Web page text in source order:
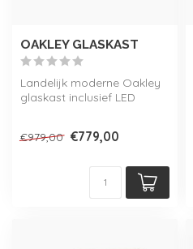
OAKLEY GLASKAST
Landelijk moderne Oakley
glaskast inclusief LED
€979,00 €779,00